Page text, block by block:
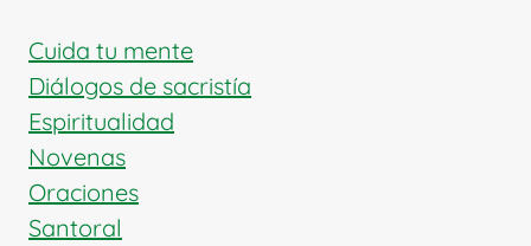
EDUCADOR
DEL
CORAZÓN
Cuida tu mente
Diálogos de sacristía
Espiritualidad
Novenas
Oraciones
Santoral